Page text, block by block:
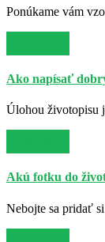
Ponúkame vám
Ako napísať
Úlohou životopisu
Akú fotku do
Nebojte sa pridať